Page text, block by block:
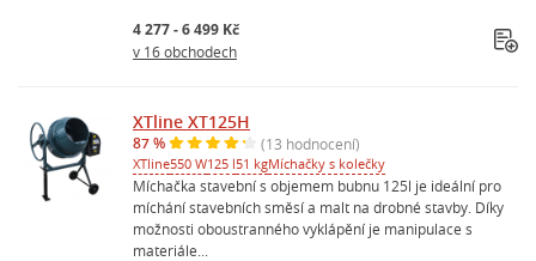
4 277 - 6 499 Kč
v 16 obchodech
XTline XT125H
87 % (13 hodnocení)
XTline550 W125 l51 kgMíchačky s kolečky
Míchačka stavební s objemem bubnu 125l je ideální pro
míchání stavebních směsí a malt na drobné stavby. Díky
možnosti oboustranného vyklápění je manipulace s
materiále...